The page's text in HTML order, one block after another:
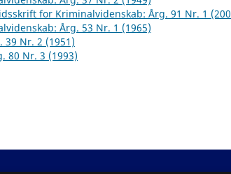
for Kriminalvidenskab: Årg. 91 Nr. 1
Årg. 53 Nr. 1 (1965)
Nr. 2 (1951)
80 Nr. 3 (1993)